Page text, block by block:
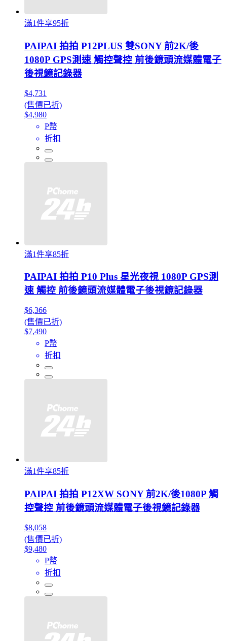
滿1件享95折
PAIPAI 拍拍 P12PLUS 雙SONY 前2K/後
1080P GPS測速 觸控聲控 前後鏡頭流媒體電子
後視鏡記錄器
$4,731
(售價已折)
$4,980
P幣
折扣
滿1件享85折
PAIPAI 拍拍 P10 Plus 星光夜視 1080P GPS測
速 觸控 前後鏡頭流媒體電子後視鏡記錄器
$6,366
(售價已折)
$7,490
P幣
折扣
滿1件享85折
PAIPAI 拍拍 P12XW SONY 前2K/後1080P 觸
控聲控 前後鏡頭流媒體電子後視鏡記錄器
$8,058
(售價已折)
$9,480
P幣
折扣